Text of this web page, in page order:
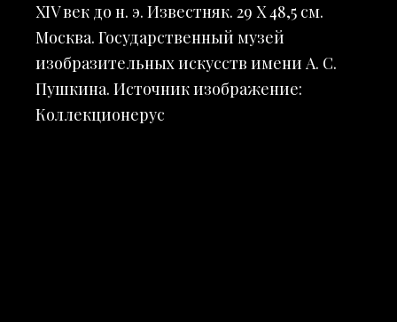
XIV век до н. э. Известняк. 29 X 48,5 см.
Москва. Государственный музей
изобразительных искусств имени А. С.
Пушкина. Источник изображение:
Коллекционерус